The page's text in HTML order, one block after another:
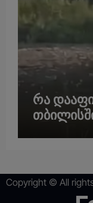
რა
Copyright © All